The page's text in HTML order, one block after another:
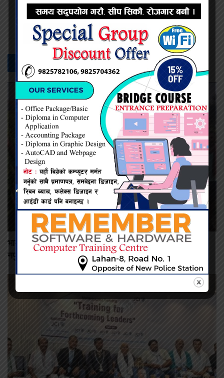
सम्बन्धित -समाचार
भाडाको जग्गामा पसिना बगाउने किसान निराश, कृषि अनुदानमा पहुँच
नपुगेको गुनासो